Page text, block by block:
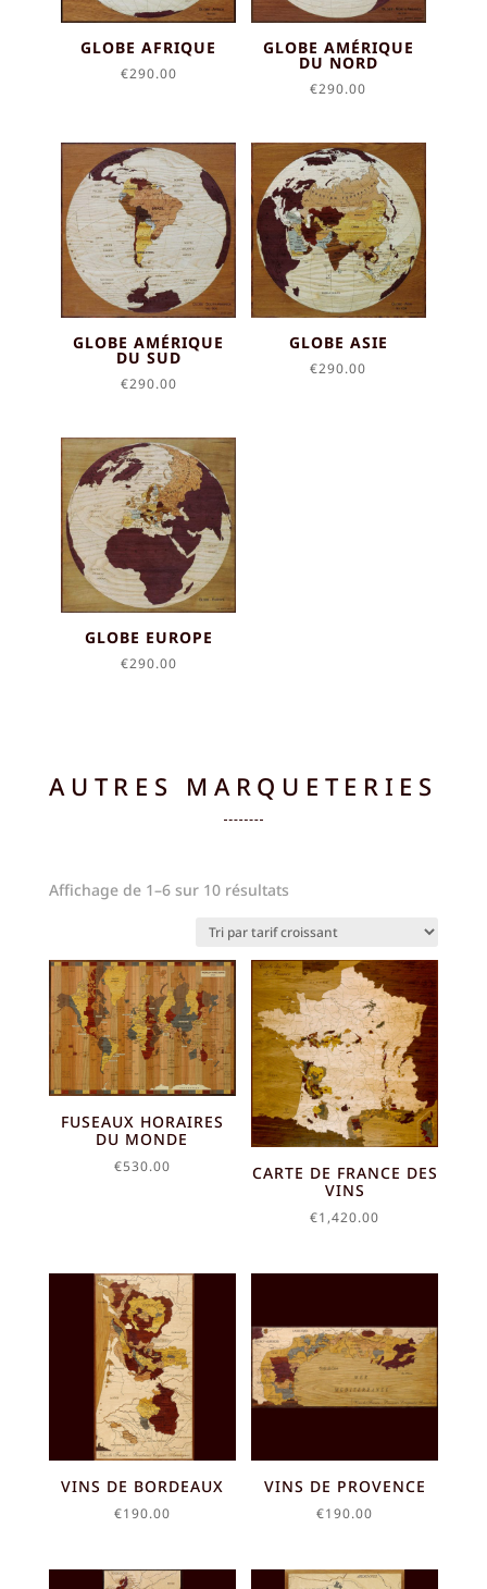
GLOBE AFRIQUE
€290.00
GLOBE AMÉRIQUE
DU NORD
€290.00
GLOBE AMÉRIQUE
DU SUD
€290.00
GLOBE ASIE
€290.00
GLOBE EUROPE
€290.00
AUTRES MARQUETERIES
Affichage de 1–6 sur 10 résultatsTrié
prix
croissant
FUSEAUX HORAIRES
DU MONDE
€530.00
CARTE DE FRANCE DES
VINS
€1,420.00
VINS DE BORDEAUX
€190.00
VINS DE PROVENCE
€190.00